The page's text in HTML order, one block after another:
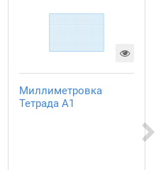
Миллиметровка
Тетрада А1